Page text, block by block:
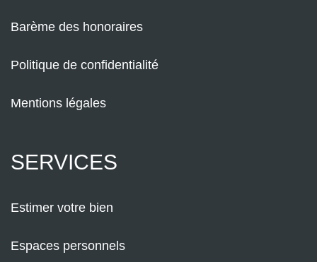
Barème des honoraires
Politique de confidentialité
Mentions légales
SERVICES
Estimer votre bien
Espaces personnels